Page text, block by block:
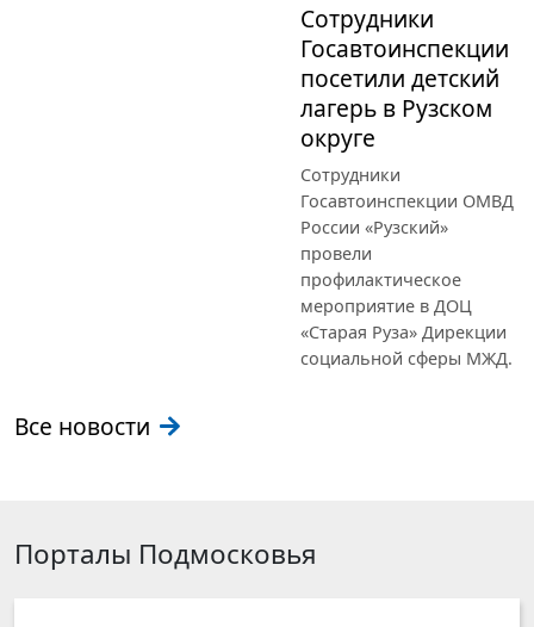
Сотрудники
Госавтоинспекции
посетили детский
лагерь в Рузском
округе
Сотрудники
Госавтоинспекции ОМВД
России «Рузский»
провели
профилактическое
мероприятие в ДОЦ
«Старая Руза» Дирекции
социальной сферы МЖД.
Все новости
Порталы Подмосковья